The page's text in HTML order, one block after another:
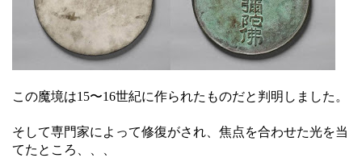
この魔境は15〜16世紀に作られたものだと判明しました。
そして専門家によって修復がされ、焦点を合わせた光を当
てたところ、、、